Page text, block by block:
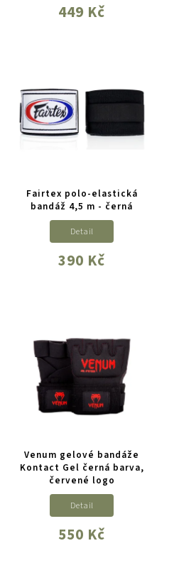
449 Kč
Fairtex polo-elastická
bandáž 4,5 m - černá
390 Kč
Detail
Venum gelové bandáže
Kontact Gel černá barva,
červené logo
550 Kč
Detail